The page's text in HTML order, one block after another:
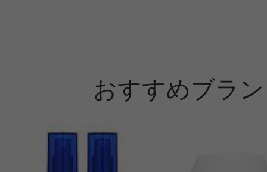
おすすめブラ